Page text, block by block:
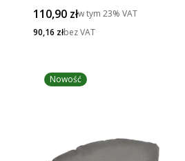
Cena brutto
110,90 złw tym 23% VAT
Cena netto
90,16 złbez VAT
Nowość